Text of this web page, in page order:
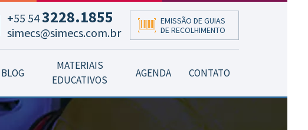
+55 543228.1855
simecs@simecs.com.br
EMISSÃO DE GUIAS
DE RECOLHIMENTO
BLOG
MATERIAIS
EDUCATIVOS
AGENDA CONTATO